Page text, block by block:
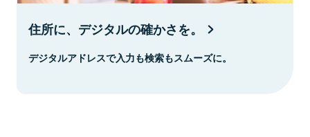
住所に、デジタルの確かさを。
デジタルアドレスで入力も検索もスムーズに。